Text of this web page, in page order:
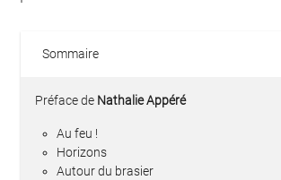
Sommaire
Préface de Nathalie Appéré
Au feu !
Horizons
Autour du brasier